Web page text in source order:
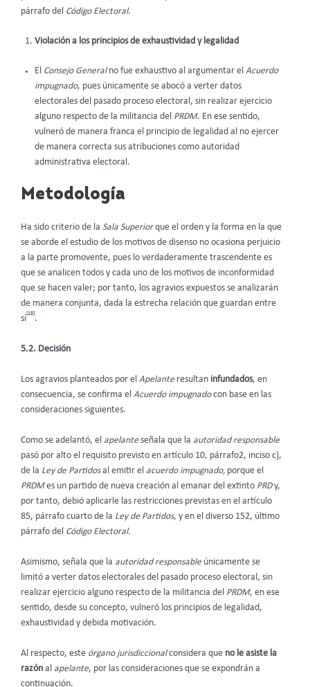
párrafo del Código Electoral.
Violación a los principios de exhaustividad y legalidad
El Consejo Generalno fue exhaustivo al argumentar el Acuerdo
impugnado, pues únicamente se abocó a verter datos
electorales del pasado proceso electoral, sin realizar ejercicio
alguno respecto de la militancia del PRDM. En ese sentido,
vulneró de manera franca el principio de legalidad al no ejercer
de manera correcta sus atribuciones como autoridad
administrativa electoral.
Metodología
Ha sido criterio de la Sala Superiorque el orden y la forma en la que
se aborde el estudio de los motivos de disenso no ocasiona perjuicio
a la parte promovente, pues lo verdaderamente trascendente es
que se analicen todos y cada uno de los motivos de inconformidad
que se hacen valer; por tanto, los agravios expuestos se analizarán
de manera conjunta, dada la estrecha relación que guardan entre
sí
[18]
.
5.2. Decisión
Los agravios planteados por el Apelanteresultan infundados, en
consecuencia, se confirma el Acuerdo impugnadocon base en las
consideraciones siguientes.
Como se adelantó, el apelanteseñala que la autoridad responsable
pasó por alto el requisito previsto en artículo 10, párrafo2, inciso c),
de la Ley de Partidosal emitir el acuerdo impugnado, porque el
PRDMes un partido de nueva creación al emanar del extinto PRDy,
por tanto, debió aplicarle las restricciones previstas en el artículo
85, párrafo cuarto de la Ley de Partidos, y en el diverso 152, último
párrafo del Código Electoral.
Asimismo, señala que la autoridad responsableúnicamente se
limitó a verter datos electorales del pasado proceso electoral, sin
realizar ejercicio alguno respecto de la militancia del PRDM, en ese
sentido, desde su concepto, vulneró los principios de legalidad,
exhaustividad y debida motivación.
Al respecto, este órgano jurisdiccionalconsidera que no le asiste la
razón al apelante, por las consideraciones que se expondrán a
continuación.